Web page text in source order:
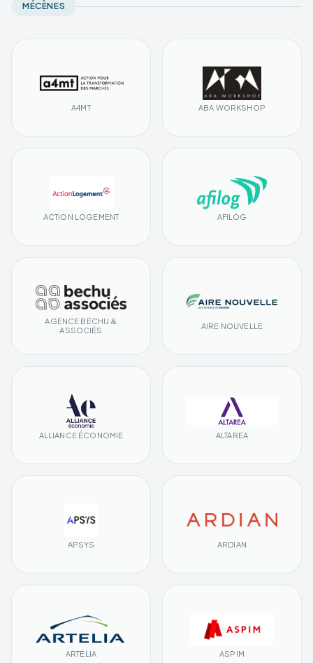
MÉCÈNES
A4MT ABA WORKSHOP
ACTION LOGEMENT AFILOG
AGENCE BECHU &
ASSOCIÉS
AIRE NOUVELLE
ALLIANCE ÉCONOMIE ALTAREA
APSYS ARDIAN
ARTELIA ASPIM